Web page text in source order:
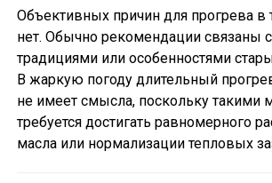
Объективных причин для прогрева в
нет. Обычно рекомендации связаны
традициями или особенностями
В жаркую погоду длительный
не имеет смысла, поскольку такими
требуется достигать равномерного
масла или нормализации тепловых